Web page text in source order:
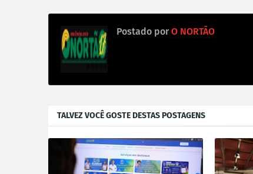
Postado por O NORTÃO
TALVEZ VOCÊ GOSTE DESTAS POSTAGENS